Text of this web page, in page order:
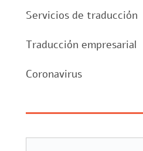
Servicios de traducción
Traducción empresarial
Coronavirus